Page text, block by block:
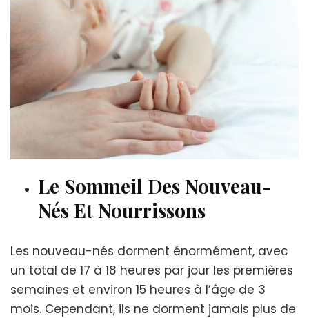
Le Sommeil Des Nouveau-
Nés Et Nourrissons
Les nouveau-nés dorment énormément, avec
un total de 17 à 18 heures par jour les premières
semaines et environ 15 heures à l’âge de 3
mois. Cependant, ils ne dorment jamais plus de